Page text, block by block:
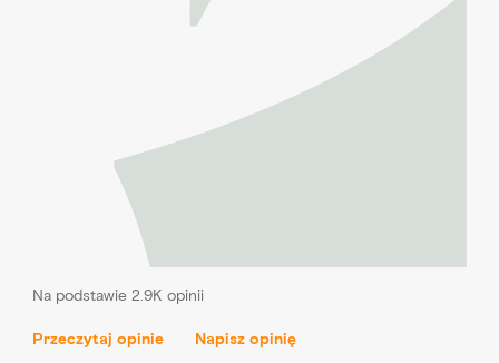
Na podstawie 2.9K opinii
Przeczytaj opinie Napisz opinię